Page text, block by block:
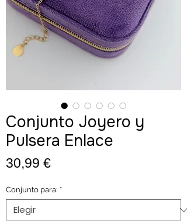
Conjunto Joyero y
Pulsera Enlace
30,99 €Precio
Conjunto para: *